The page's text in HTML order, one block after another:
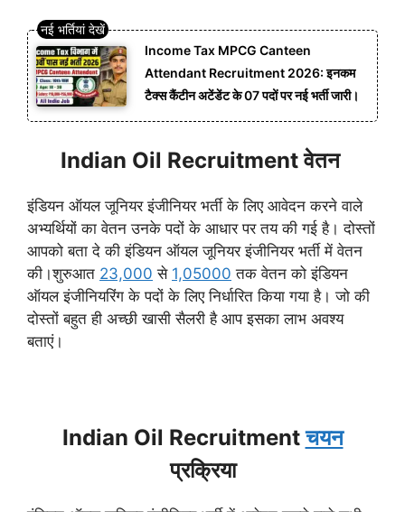
Income Tax MPCG Canteen
Attendant Recruitment 2026: इनकम
टैक्स कैंटीन अटेंडेंट के 07 पदों पर नई भर्ती जारी।
Indian Oil Recruitment वेतन
इंडियन ऑयल जूनियर इंजीनियर भर्ती के लिए आवेदन करने वाले
अभ्यर्थियों का वेतन उनके पदों के आधार पर तय की गई है। दोस्तों
आपको बता दे की इंडियन ऑयल जूनियर इंजीनियर भर्ती में वेतन
की।शुरुआत 23,000 से 1,05000 तक वेतन को इंडियन
ऑयल इंजीनियरिंग के पदों के लिए निर्धारित किया गया है। जो की
दोस्तों बहुत ही अच्छी खासी सैलरी है आप इसका लाभ अवश्य
बताएं।
Indian Oil Recruitmentचयन
प्रक्रिया